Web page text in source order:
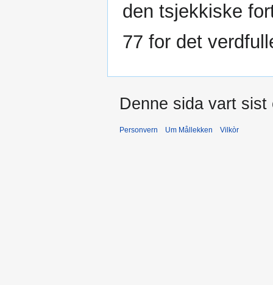
den tsjekkiske
77 for det
Denne sida vart
Personvern Um Mållekken Vilkòr